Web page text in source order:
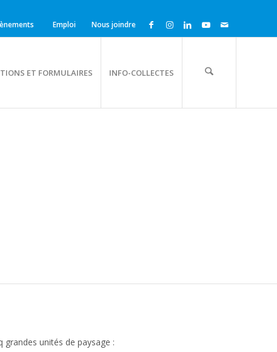
Emploi Nous joindre
ET FORMULAIRES INFO-COLLECTES
unités de paysage :